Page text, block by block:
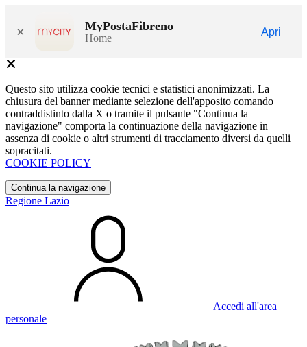
× MyPostaFibreno
Home
Apri
Questo sito utilizza cookie tecnici e statistici anonimizzati. La
chiusura del banner mediante selezione dell'apposito comando
contraddistinto dalla X o tramite il pulsante "Continua la
navigazione" comporta la continuazione della navigazione in
assenza di cookie o altri strumenti di tracciamento diversi da quelli
sopracitati.
COOKIE POLICY
Continua la navigazione
Regione Lazio
Accedi all'area
personale